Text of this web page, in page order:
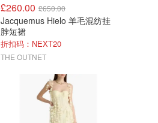
£260.00 £650.00
Jacquemus Hielo 羊毛混纺挂
脖短裙
折扣码：NEXT20
THE OUTNET